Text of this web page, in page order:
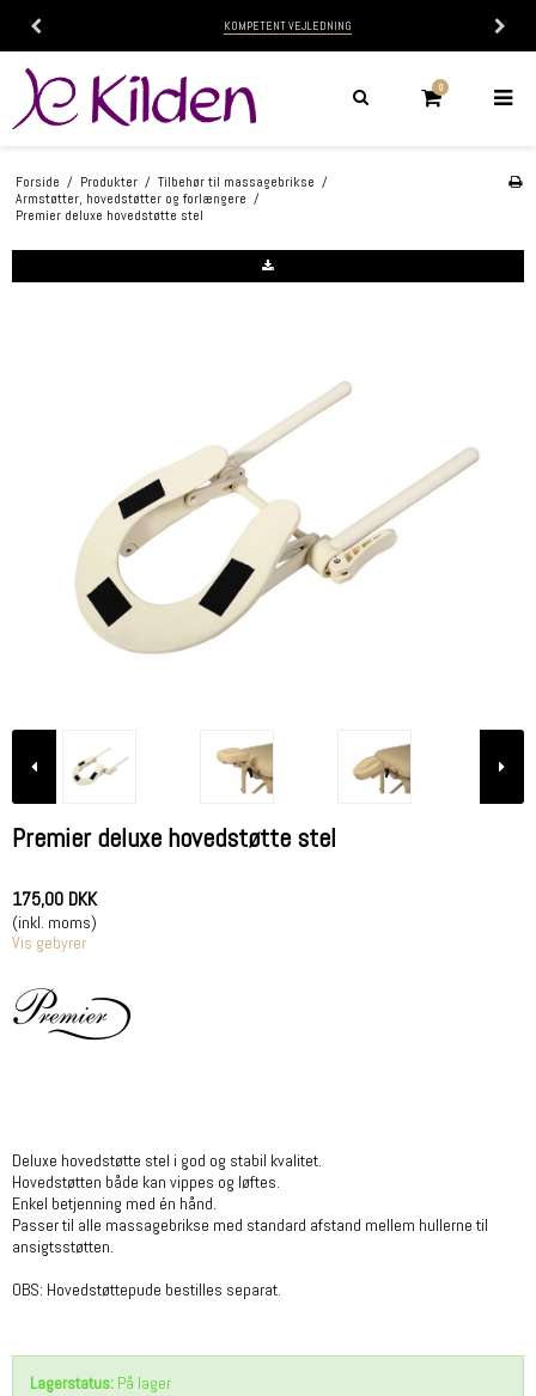
KOMPETENT VEJLEDNING
0
Forside / Produkter / Tilbehør til massagebrikse /
Armstøtter, hovedstøtter og forlængere /
Premier deluxe hovedstøtte stel
Premier deluxe hovedstøtte stel
175,00 DKK
(inkl. moms)
Vis gebyrer
Deluxe hovedstøtte stel i god og stabil kvalitet.
Hovedstøtten både kan vippes og løftes.
Enkel betjenning med én hånd.
Passer til alle massagebrikse med standard afstand mellem hullerne til
ansigtsstøtten.
OBS: Hovedstøttepude bestilles separat.
Lagerstatus: På lager